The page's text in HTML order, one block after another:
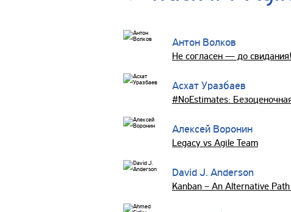
Антон Волков
Не согласен — до свидания!
Асхат Уразбаев
#NoEstimates:
Алексей Воронин
Legacy vs Agile Team
David J. Anderson
Kanban – An Alternative